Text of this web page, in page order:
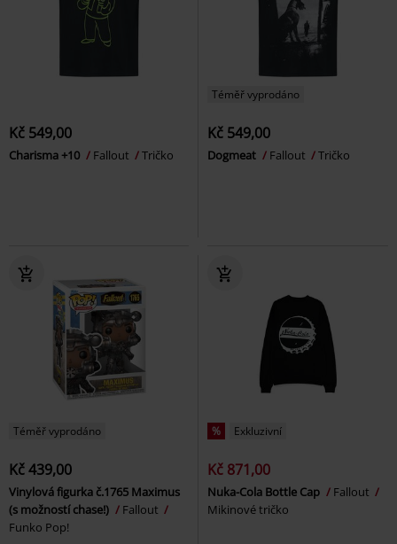
Kč 549,00
Charisma +10 Fallout Tričko
Téměř vyprodáno
Kč 549,00
Dogmeat Fallout Tričko
Téměř vyprodáno
Kč 439,00
Vinylová figurka č.1765 Maximus
(s možností chase!)
Fallout
Funko Pop!
% Exkluzivní
Kč 871,00
Nuka-Cola Bottle Cap
Fallout
Mikinové tričko